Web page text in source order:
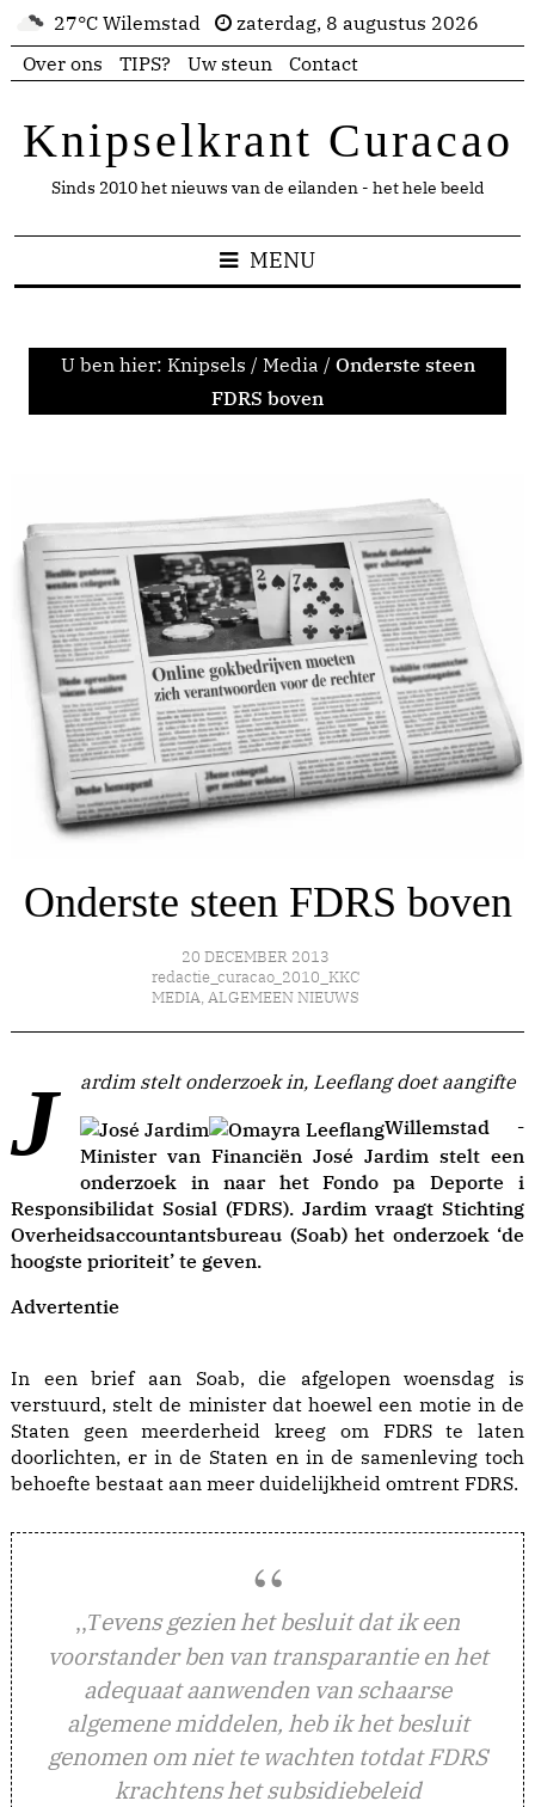
27°C Wilemstad
zaterdag, 8 augustus 2026
Over ons
TIPS? Uw steun Contact
Knipselkrant Curacao
Sinds 2010 het nieuws van de eilanden - het hele beeld
MENU
U ben hier: Knipsels / Media / Onderste steen
FDRS boven
Onderste steen FDRS boven
20 DECEMBER 2013
redactie_curacao_2010_KKC
MEDIA, ALGEMEEN NIEUWS
Jardim stelt onderzoek in, Leeflang doet aangifte
Willemstad -
Minister van Financiën José Jardim stelt een
onderzoek in naar het Fondo pa Deporte i
Responsibilidat Sosial (FDRS). Jardim vraagt Stichting
Overheidsaccountantsbureau (Soab) het onderzoek ‘de
hoogste prioriteit’ te geven.
Advertentie
In een brief aan Soab, die afgelopen woensdag is
verstuurd, stelt de minister dat hoewel een motie in de
Staten geen meerderheid kreeg om FDRS te laten
doorlichten, er in de Staten en in de samenleving toch
behoefte bestaat aan meer duidelijkheid omtrent FDRS.
,,Tevens gezien het besluit dat ik een
voorstander ben van transparantie en het
adequaat aanwenden van schaarse
algemene middelen, heb ik het besluit
genomen om niet te wachten totdat FDRS
krachtens het subsidiebeleid